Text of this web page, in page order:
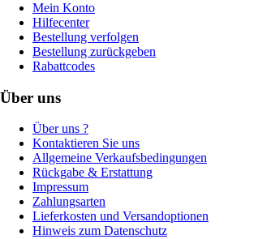
Mein Konto
Hilfecenter
Bestellung verfolgen
Bestellung zurückgeben
Rabattcodes
Über uns
Über uns ?
Kontaktieren Sie uns
Allgemeine Verkaufsbedingungen
Rückgabe & Erstattung
Impressum
Zahlungsarten
Lieferkosten und Versandoptionen
Hinweis zum Datenschutz